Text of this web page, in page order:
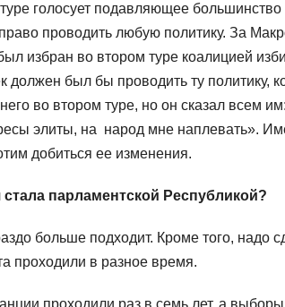
голосует подавляющее большинство
проводить любую политику. За
избран во втором туре коалицией
должен был бы проводить ту политику,
во втором туре, но он сказал всем
элиты, на народ мне наплевать».
добиться ее изменения.
парламентской Республикой?
больше подходит. Кроме того, надо
проходили в разное время.